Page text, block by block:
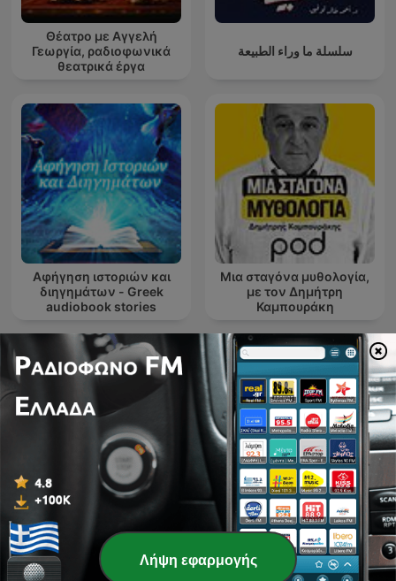
Θέατρο με Αγγελή
Γεωργία, ραδιοφωνικά
θεατρικά έργα
سلسلة ما وراء الطبيعة
Αφήγηση ιστοριών και
διηγημάτων - Greek
audiobook stories
Μια σταγόνα μυθολογία,
με τον Δημήτρη
Καμπουράκη
ألف ليلة وليلة Decisiones Desparejas
Λήψη εφαρμογής